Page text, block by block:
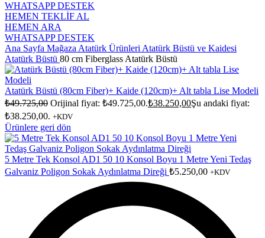
WHATSAPP DESTEK
HEMEN TEKLİF AL
HEMEN ARA
WHATSAPP DESTEK
Ana Sayfa Mağaza Atatürk Ürünleri Atatürk Büstü ve Kaidesi
Atatürk Büstü 80 cm Fiberglass Atatürk Büstü
Atatürk Büstü (80cm Fiber)+ Kaide (120cm)+ Alt tabla Lise Modeli
₺49.725,00 Orijinal fiyat: ₺49.725,00.₺38.250,00Şu andaki fiyat:
₺38.250,00. +KDV
Ürünlere geri dön
5 Metre Tek Konsol AD1 50 10 Konsol Boyu 1 Metre Yeni Tedaş
Galvaniz Poligon Sokak Aydınlatma Direği ₺5.250,00 +KDV